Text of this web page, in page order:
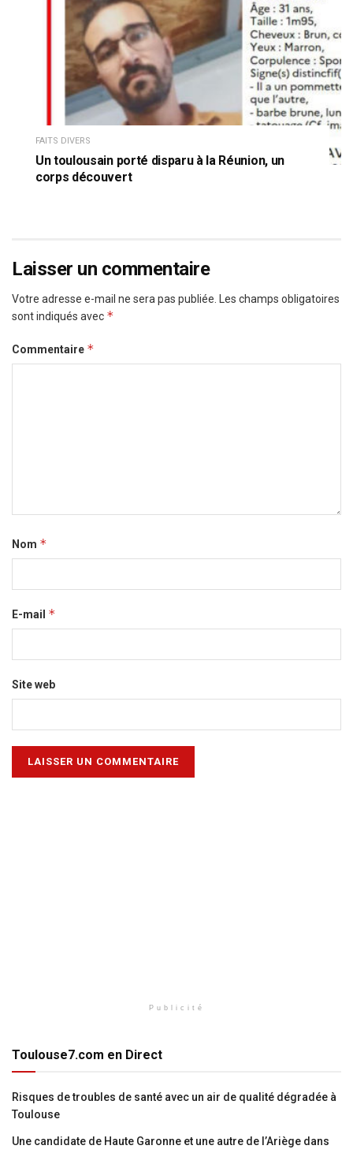
FAITS DIVERS
Un toulousain porté disparu à la Réunion, un
corps découvert
Laisser un commentaire
Votre adresse e-mail ne sera pas publiée. Les champs obligatoires
sont indiqués avec *
Commentaire *
Nom *
E-mail *
Site web
Publicité
Toulouse7.com en Direct
Risques de troubles de santé avec un air de qualité dégradée à
Toulouse
Une candidate de Haute Garonne et une autre de l’Ariège dans